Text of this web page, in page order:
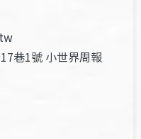
巷1號 小世界周報